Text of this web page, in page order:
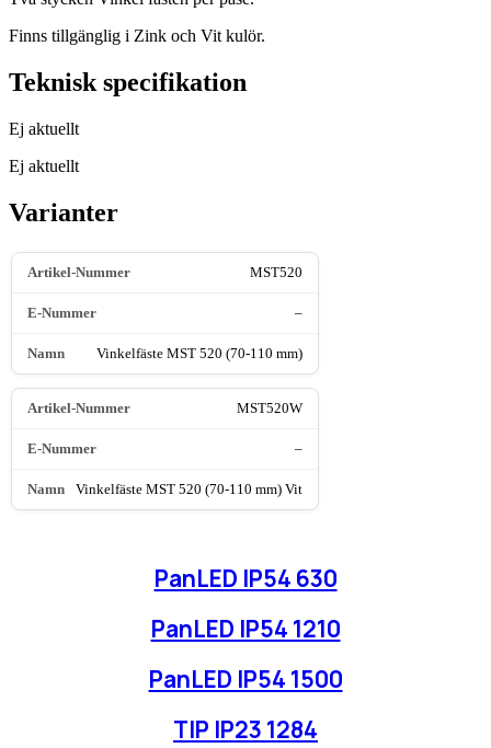
Finns tillgänglig i Zink och Vit kulör.
Teknisk specifikation
Ej aktuellt
Ej aktuellt
Varianter
MST520
–
Vinkelfäste MST 520 (70-110 mm)
MST520W
–
Vinkelfäste MST 520 (70-110 mm) Vit
PanLED IP54 630
PanLED IP54 1210
PanLED IP54 1500
TIP IP23 1284